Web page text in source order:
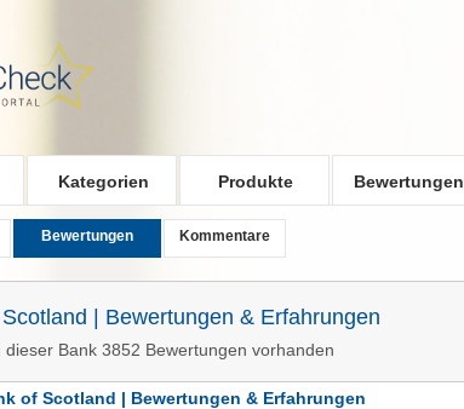
Kategorien Produkte Bewertungen
Bewertungen Kommentare
| Bewertungen & Erfahrungen
dieser Bank 3852 Bewertungen vorhanden
of Scotland | Bewertungen & Erfahrungen